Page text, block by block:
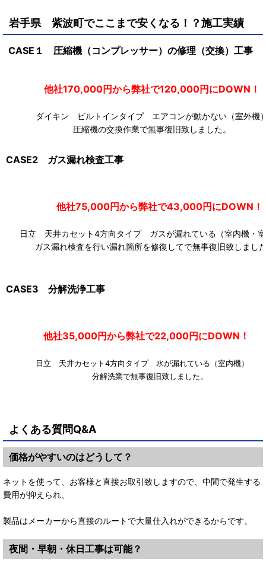
岩手県 紫波町でここまで安くなる！？施工実績
CASE１ 圧縮機（コンプレッサー）の修理（交換）工事
他社170,000円から弊社で120,000円に
ダイキン ビルトインタイプ エアコンが動かない（室外機
圧縮機の交換作業で無事復旧致しました。
CASE2 ガス漏れ検査工事
他社75,000円から弊社で43,000円にDOWN！
日立 天井カセット4方向タイプ ガスが漏れている（室内機・
ガス漏れ検査を行い漏れ箇所を修復してで無事復旧致しまし
CASE3 分解洗浄工事
他社35,000円から弊社で22,000円にDOWN！
日立 天井カセット4方向タイプ 水が漏れている（室内機
分解洗業で無事復旧致しました。
よくある質問Q&A
価格がやすいのはどうして？
ネットを使って、お客様と直接お取引致しますので、中間で発生する
費用が抑えられ、
製品はメーカーから直接のルートで大量仕入れができるからです。
夜間・早朝・休日工事は可能？